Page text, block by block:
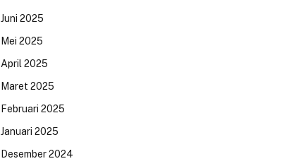
Juni 2025
Mei 2025
April 2025
Maret 2025
Februari 2025
Januari 2025
Desember 2024